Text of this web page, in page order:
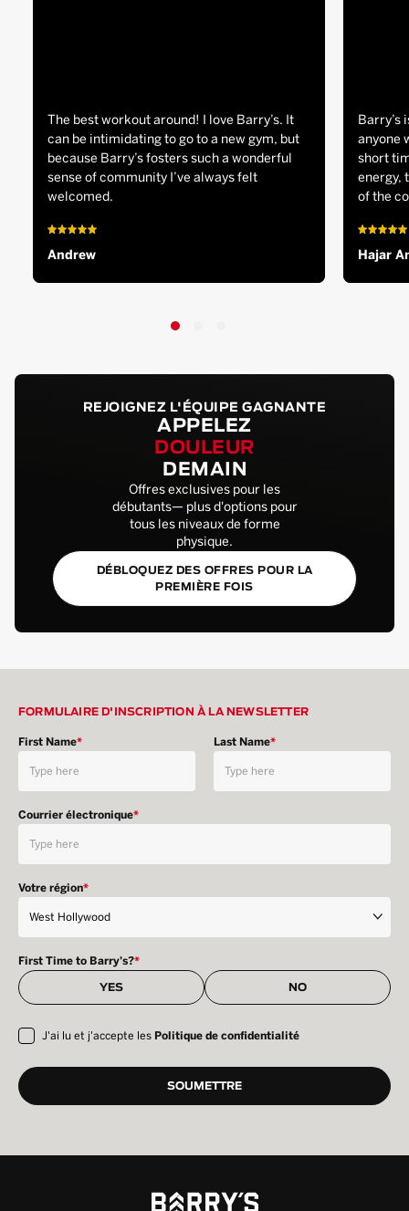
The best workout around! I love Barry’s. It
can be intimidating to go to a new gym, but
because Barry’s fosters such a wonderful
sense of community I’ve always felt
welcomed.
Andrew
Barry’s
anyone
short
energy,
of the
Hajar
REJOIGNEZ L'ÉQUIPE GAGNANTE
APPELEZ
DOULEUR
DEMAIN
Offres exclusives pour les
débutants— plus d'options pour
tous les niveaux de forme
physique.
DÉBLOQUEZ DES OFFRES POUR LA
PREMIÈRE FOIS
FORMULAIRE D'INSCRIPTION À LA NEWSLETTER
First Name* Last Name*
Courrier électronique*
Votre région*
First Time to Barry's?*
YES NO
J'ai lu et j'accepte les Politique de confidentialité